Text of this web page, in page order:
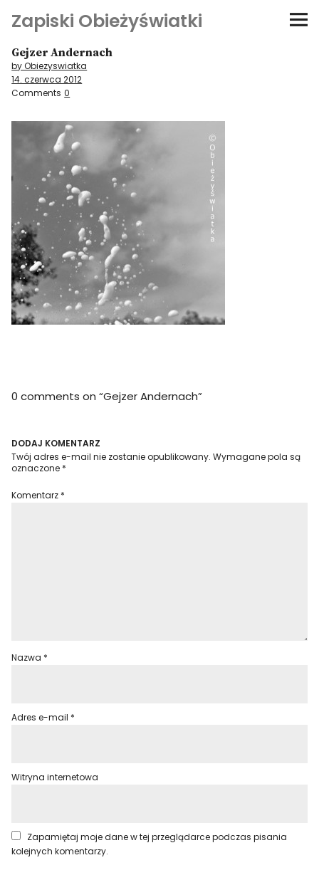
Zapiski Obieżyświatki
Podróże
Kultura i sztuka
Kątem oka
O-fiszki
Niezwyczajne ściany
Dom na kółkach
Gejzer Andernach
by Obiezyswiatka
14. czerwca 2012
Comments 0
0 comments on “Gejzer Andernach”
DODAJ KOMENTARZ
Twój adres e-mail nie zostanie opublikowany. Wymagane pola są
oznaczone *
Komentarz *
Nazwa *
Adres e-mail *
Witryna internetowa
Zapamiętaj moje dane w tej przeglądarce podczas pisania
kolejnych komentarzy.